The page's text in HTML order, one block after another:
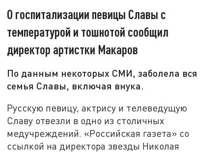
О госпитализации певицы Славы с
температурой и тошнотой сообщил
директор артистки Макаров
По данным некоторых СМИ, заболела вся
семья Славы, включая внука.
Русскую певицу, актрису и телеведущую
Славу отвезли в одно из столичных
медучреждений. «Российская газета» со
ссылкой на директора звезды Николая